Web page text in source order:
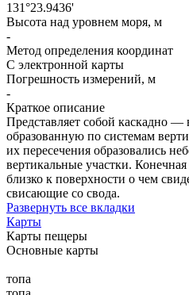
131°23.9436'
Высота над уровнем моря, м
-
Метод определения координат
С электронной карты
Погрешность измерений, м
-
Краткое описание
Представляет собой каскадно —
образованную по системам
их пересечения образовались
вертикальные участки.
близко к поверхности о чем
свисающие со свода.
Развернуть все вкладки
Карты
Карты пещеры
Основные карты
топа